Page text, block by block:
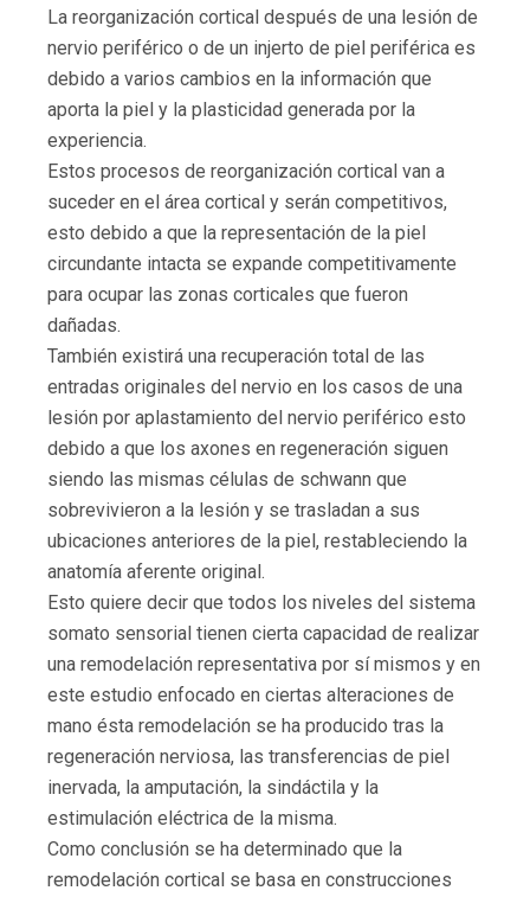
La reorganización cortical después de una lesión de
nervio periférico o de un injerto de piel periférica es
debido a varios cambios en la información que
aporta la piel y la plasticidad generada por la
experiencia.
Estos procesos de reorganización cortical van a
suceder en el área cortical y serán competitivos,
esto debido a que la representación de la piel
circundante intacta se expande competitivamente
para ocupar las zonas corticales que fueron
dañadas.
También existirá una recuperación total de las
entradas originales del nervio en los casos de una
lesión por aplastamiento del nervio periférico esto
debido a que los axones en regeneración siguen
siendo las mismas células de schwann que
sobrevivieron a la lesión y se trasladan a sus
ubicaciones anteriores de la piel, restableciendo la
anatomía aferente original.
Esto quiere decir que todos los niveles del sistema
somato sensorial tienen cierta capacidad de realizar
una remodelación representativa por sí mismos y en
este estudio enfocado en ciertas alteraciones de
mano ésta remodelación se ha producido tras la
regeneración nerviosa, las transferencias de piel
inervada, la amputación, la sindáctila y la
estimulación eléctrica de la misma.
Como conclusión se ha determinado que la
remodelación cortical se basa en construcciones